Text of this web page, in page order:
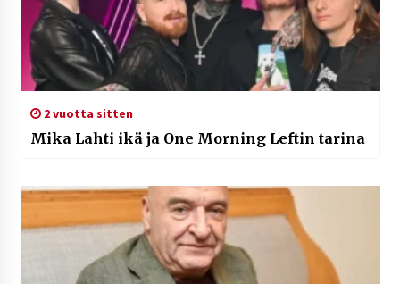
2 vuotta sitten
Mika Lahti ikä ja One Morning Leftin tarina